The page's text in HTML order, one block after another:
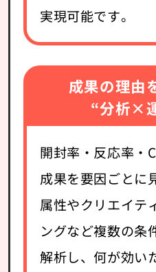
実現可能です。
成果の理由
“分析×
開封率・反応率・
成果を要因ごとに
属性やクリエイテ
ングなど複数の条
解析し、何が効い